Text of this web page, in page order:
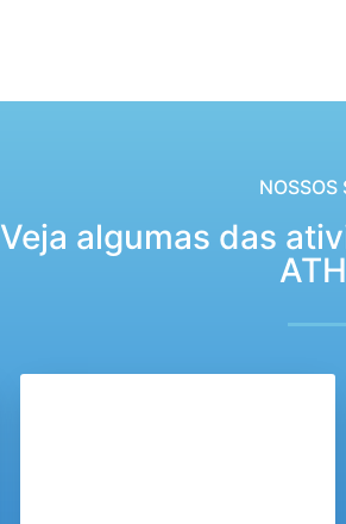
NOSSOS
Veja algumas das